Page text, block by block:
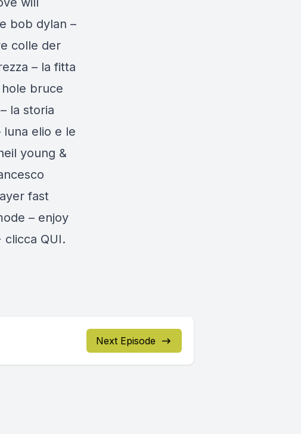
bob dylan –
colle der
– la fitta
hole bruce
la storia
luna elio e le
young &
fast
– enjoy
clicca QUI.
Next Episode